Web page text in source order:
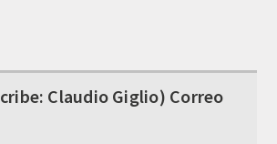
Claudio Giglio) Correo